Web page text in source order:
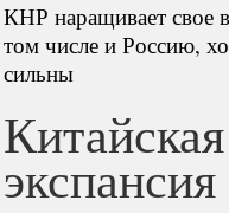
КНР наращивает свое
том числе и Россию,
сильны